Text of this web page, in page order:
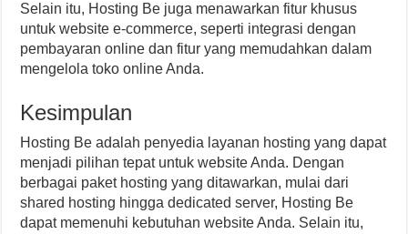
Selain itu, Hosting Be juga menawarkan fitur khusus
untuk website e-commerce, seperti integrasi dengan
pembayaran online dan fitur yang memudahkan dalam
mengelola toko online Anda.
Kesimpulan
Hosting Be adalah penyedia layanan hosting yang dapat
menjadi pilihan tepat untuk website Anda. Dengan
berbagai paket hosting yang ditawarkan, mulai dari
shared hosting hingga dedicated server, Hosting Be
dapat memenuhi kebutuhan website Anda. Selain itu,